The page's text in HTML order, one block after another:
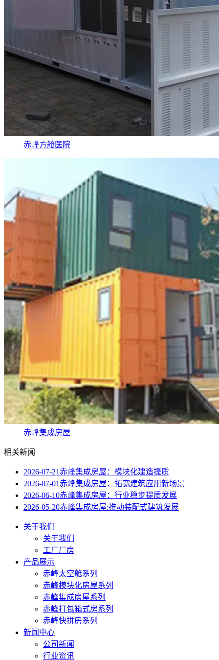
赤峰方舱医院
赤峰集成房屋
相关新闻
2026-07-21赤峰集成房屋：模块化建造提质
2026-07-01赤峰集成房屋：拓宽建筑应用新场景
2026-06-10赤峰集成房屋：行业稳步提质发展
2026-05-20赤峰集成房屋:推动装配式建筑发展
关于我们
关于我们
工厂厂房
产品展示
赤峰太空舱系列
赤峰模块化房屋系列
赤峰集成房屋系列
赤峰打包箱式房系列
赤峰快拼房系列
新闻中心
公司新闻
行业资讯